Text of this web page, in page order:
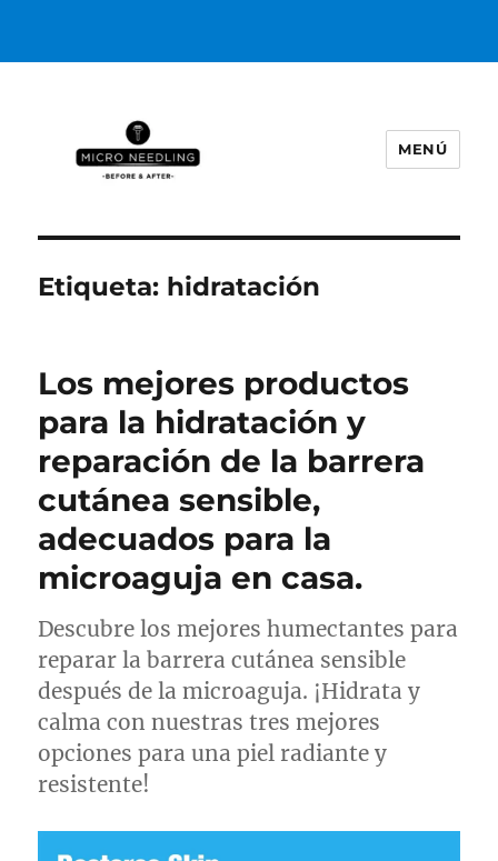
MENÚ
Etiqueta: hidratación
Los mejores productos
para la hidratación y
reparación de la barrera
cutánea sensible,
adecuados para la
microaguja en casa.
Descubre los mejores humectantes para
reparar la barrera cutánea sensible
después de la microaguja. ¡Hidrata y
calma con nuestras tres mejores
opciones para una piel radiante y
resistente!